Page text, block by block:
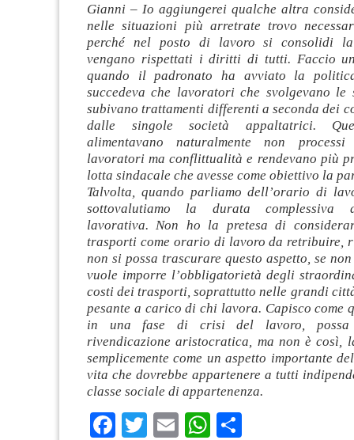
Gianni – Io aggiungerei qualche altra
nelle situazioni più arretrate trovo
perché nel posto di lavoro si consolidi
vengano rispettati i diritti di tutti. Faccio
quando il padronato ha avviato la
succedeva che lavoratori che svolgevano le
subivano trattamenti differenti a seconda dei
dalle singole società appaltatrici.
alimentavano naturalmente non
lavoratori ma conflittualità e rendevano più
lotta sindacale che avesse come obiettivo la
Talvolta, quando parliamo dell’orario di
sottovalutiamo la durata complessiva
lavorativa. Non ho la pretesa di
trasporti come orario di lavoro da retribuire,
non si possa trascurare questo aspetto, se
vuole imporre l’obbligatorietà degli
costi dei trasporti, soprattutto nelle grandi
pesante a carico di chi lavora. Capisco come
in una fase di crisi del lavoro, possa
rivendicazione aristocratica, ma non è così,
semplicemente come un aspetto importante
vita che dovrebbe appartenere a tutti
classe sociale di appartenenza.
Facebook
Twitter
EmailWhatsApp